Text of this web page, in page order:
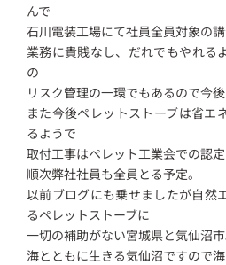
んで
石川電装工場にて社員全員対象の講
業務に貴賎なし、だれでもやれる
の
リスク管理の一環でもあるので今後
また今後ペレットストーブは省エ
るようで
取付工事はペレット工業会での認定
順次弊社社員も全員とる予定。
以前ブログにも乗せましたが自然
るペレットストーブに
一切の補助がない宮城県と気仙沼市
海とともに生きる気仙沼ですので